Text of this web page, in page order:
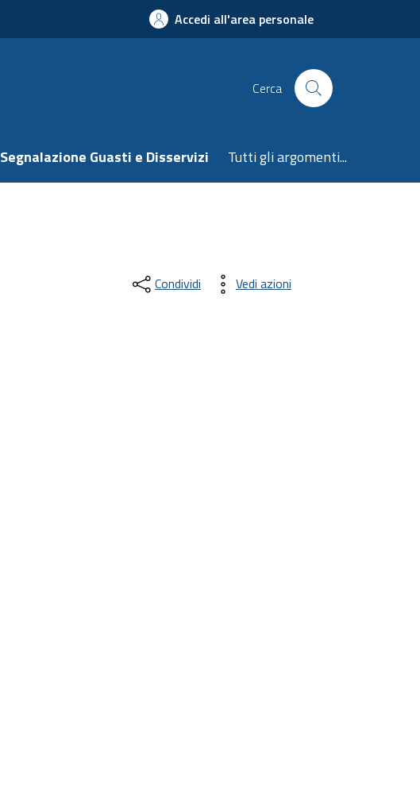
Accedi all'area personale
Cerca
Segnalazione Guasti e Disservizi Tutti gli argomenti...
Condividi Vedi azioni